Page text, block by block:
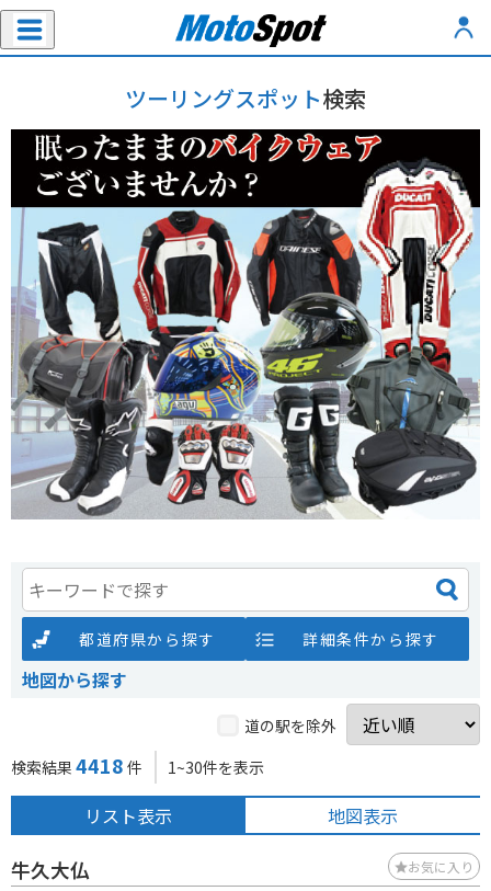
ツーリングスポット検索
都道府県から探す 詳細条件から探す
地図から探す
道の駅を除外
検索結果 4418 件 1~30件を表示
リスト表示 地図表示
牛久大仏 お気に入り